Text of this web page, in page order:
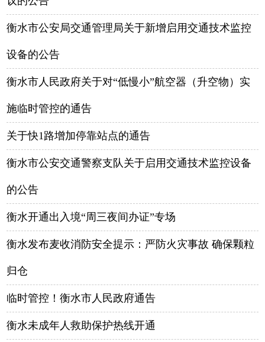
衡水市公安局交通管理局关于新增启用交通技术监控
设备的公告
衡水市人民政府关于对“低慢小”航空器（升空物）实
施临时管控的通告
关于快1路增加停靠站点的通告
衡水市公安交通警察支队关于启用交通技术监控设备
的公告
衡水开通出入境“周三夜间办证”专场
衡水发布麦收消防安全提示：严防火灾事故 确保颗粒
归仓
临时管控！衡水市人民政府通告
衡水未成年人救助保护热线开通